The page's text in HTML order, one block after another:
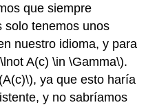
que siempre
solo tenemos unos
nuestro idioma, y para
A(c) \in \Gamma\).
, ya que esto haría
y no sabríamos